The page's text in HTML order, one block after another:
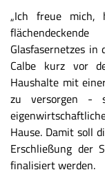
„Ich freue mich,
Glasfasernetzes
Calbe kurz vor
Haushalte mit
zu versorgen -
Hause. Damit soll
Erschließung der
finalisiert werden.